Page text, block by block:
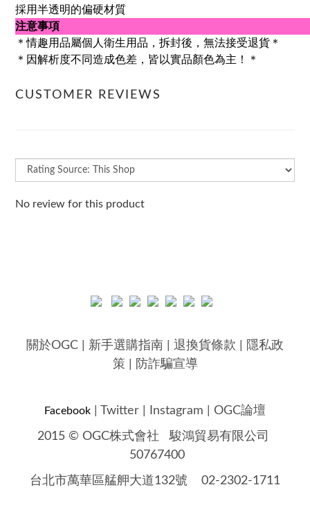
採用半透明的偏硬材質
注意事項
＊情趣用品屬個人衛生用品，拆封後，無法接受退貨＊
＊因解析度不同造成色差，皆以實品顏色為主！＊
CUSTOMER REVIEWS
No review for this product
關於OGC 新手選購指南 退換貨條款
隱私政
策
防詐騙宣導
Facebook Twitter Instagram OGC論壇
2015 © OGC株式會社駿鴻貿易有限公司
50767400
台北市萬華區艋舺大道132號 02-2302-1711